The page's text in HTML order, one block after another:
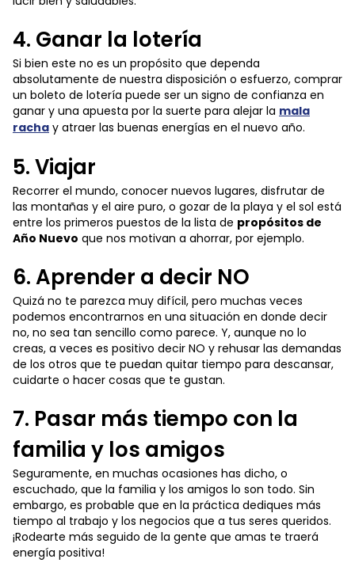
4. Ganar la lotería
Si bien este no es un propósito que dependa
absolutamente de nuestra disposición o esfuerzo, comprar
un boleto de lotería puede ser un signo de confianza en
ganar y una apuesta por la suerte para alejar la mala
racha y atraer las buenas energías en el nuevo año.
5. Viajar
Recorrer el mundo, conocer nuevos lugares, disfrutar de
las montañas y el aire puro, o gozar de la playa y el sol está
entre los primeros puestos de la lista de propósitos de
Año Nuevo que nos motivan a ahorrar, por ejemplo.
6. Aprender a decir NO
Quizá no te parezca muy difícil, pero muchas veces
podemos encontrarnos en una situación en donde decir
no, no sea tan sencillo como parece. Y, aunque no lo
creas, a veces es positivo decir NO y rehusar las demandas
de los otros que te puedan quitar tiempo para descansar,
cuidarte o hacer cosas que te gustan.
7. Pasar más tiempo con la
familia y los amigos
Seguramente, en muchas ocasiones has dicho, o
escuchado, que la familia y los amigos lo son todo. Sin
embargo, es probable que en la práctica dediques más
tiempo al trabajo y los negocios que a tus seres queridos.
¡Rodearte más seguido de la gente que amas te traerá
energía positiva!